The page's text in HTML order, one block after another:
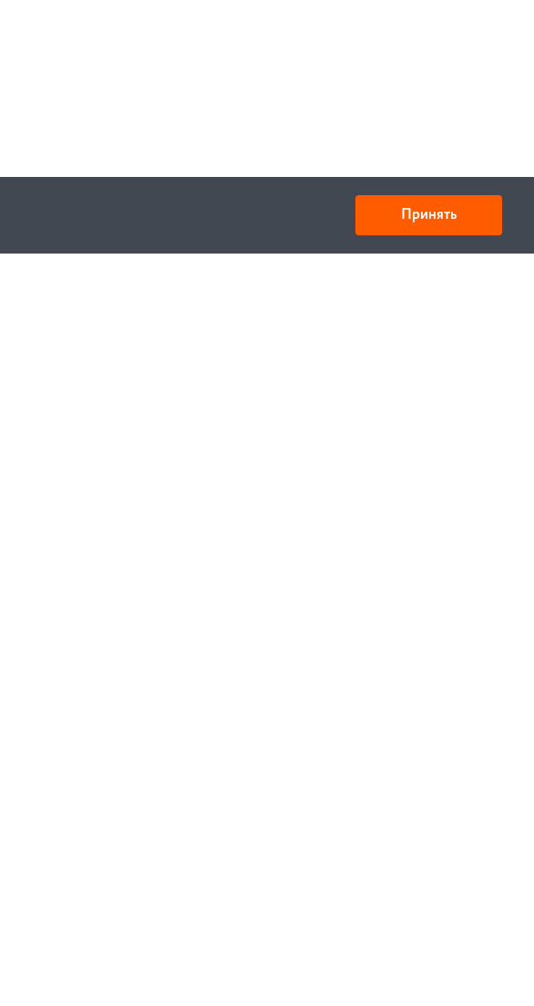
Принять